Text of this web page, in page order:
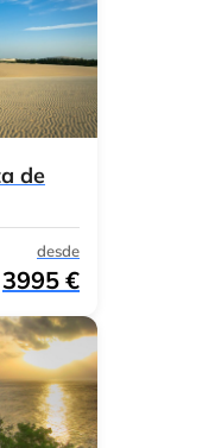
de
desde
3995 €